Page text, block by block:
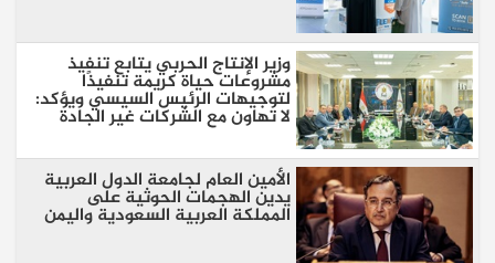
وزير الإنتاج الحربي يتابع تنفيذ
مشروعات حياة كريمة تنفيذًا
لتوجيهات الرئيس السيسي ويؤكد:
لا تهاون مع الشركات غير الجادة
الأمين العام لجامعة الدول العربية
يدين الهجمات الحوثية على
المملكة العربية السعودية واليمن